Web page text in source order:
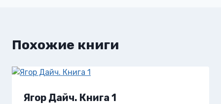
Похожие книги
Ягор Дайч. Книга 1